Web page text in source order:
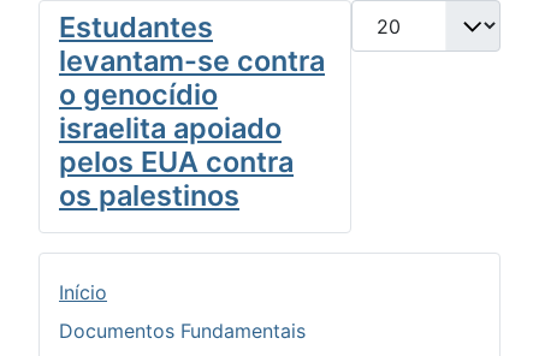
Qtd. a exibir
Estudantes
levantam-se contra
o genocídio
israelita apoiado
pelos EUA contra
os palestinos
Início
Documentos Fundamentais